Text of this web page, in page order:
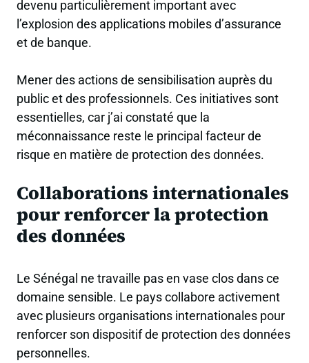
devenu particulièrement important avec
l’explosion des applications mobiles d’assurance
et de banque.
Mener des actions de sensibilisation auprès du
public et des professionnels. Ces initiatives sont
essentielles, car j’ai constaté que la
méconnaissance reste le principal facteur de
risque en matière de protection des données.
Collaborations internationales
pour renforcer la protection
des données
Le Sénégal ne travaille pas en vase clos dans ce
domaine sensible. Le pays collabore activement
avec plusieurs organisations internationales pour
renforcer son dispositif de protection des données
personnelles.